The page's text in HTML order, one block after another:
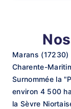
Marans
Charente-
Surnommée la
environ 4 500
la Sèvre